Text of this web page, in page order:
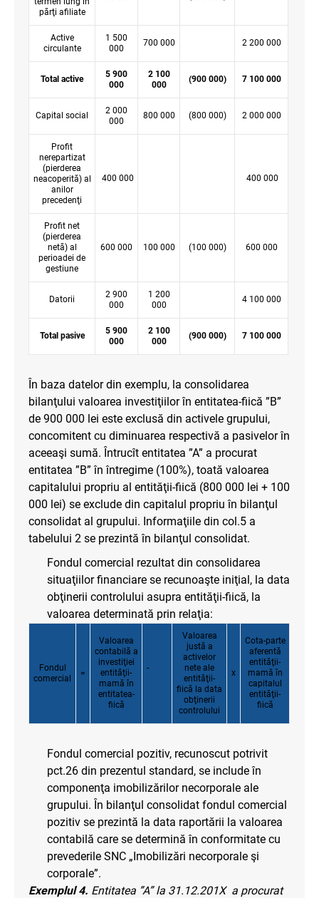
părţi afiliate
Active
circulante
1 500
000
700 000 2 200 000
Total active
5 900
000
2 100
000
(900 000) 7 100 000
Capital social
2 000
000
800 000 (800 000) 2 000 000
Profit
nerepartizat
(pierderea
neacoperită) al
anilor
precedenţi
400 000 400 000
Profit net
(pierderea
netă) al
perioadei de
gestiune
600 000 100 000 (100 000) 600 000
Datorii
2 900
000
1 200
000
4 100 000
Total pasive
5 900
000
2 100
000
(900 000) 7 100 000
În baza datelor din exemplu, la consolidarea
bilanţului valoarea investiţiilor în entitatea-fiică ”B”
de 900 000 lei este exclusă din activele grupului,
concomitent cu diminuarea respectivă a pasivelor în
aceeaşi sumă. Întrucît entitatea ”A” a procurat
entitatea ”B” în întregime (100%), toată valoarea
capitalului propriu al entităţii-fiică (800 000 lei + 100
000 lei) se exclude din capitalul propriu în bilanţul
consolidat al grupului. Informaţiile din col.5 a
tabelului 2 se prezintă în bilanţul consolidat.
Fondul comercial rezultat din consolidarea
situaţiilor financiare se recunoaşte iniţial, la data
obţinerii controlului asupra entităţii-fiică, la
valoarea determinată prin relaţia:
Fondul
comercial
=
Valoarea
contabilă a
investiţiei
entităţii-
mamă în
entitatea-
fiică
-
Valoarea
justă a
activelor
nete ale
entităţii-
fiică la data
obţinerii
controlului
x
Cota-parte
aferentă
entităţii-
mamă în
capitalul
entităţii-
fiică
Fondul comercial pozitiv, recunoscut potrivit
pct.26 din prezentul standard, se include în
componenţa imobilizărilor necorporale ale
grupului. În bilanţul consolidat fondul comercial
pozitiv se prezintă la data raportării la valoarea
contabilă care se determină în conformitate cu
prevederile SNC „Imobilizări necorporale şi
corporale”.
Exemplul 4. Entitatea ”A” la 31.12.201X a procurat